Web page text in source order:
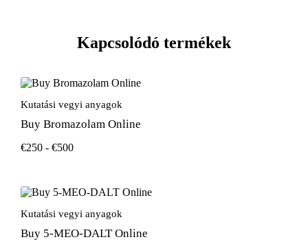
Kapcsolódó termékek
Kutatási vegyi anyagok
Buy Bromazolam Online
€250 - €500
Kutatási vegyi anyagok
Buy 5-MEO-DALT Online